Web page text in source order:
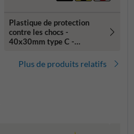
Plastique de protection
contre les chocs -
40x30mm type C -
Plus de produits relatifs